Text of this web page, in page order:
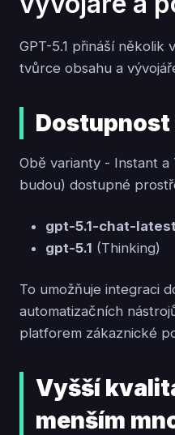
GPT-5.1 přináší několik
tvůrce obsahu a
Dostupnost
Obě varianty - Instant
budou) dostupné
gpt-5.1-chat-
gpt-5.1 (Thinking)
To umožňuje integraci
automatizačních
platforem zákaznické
Vyšší
menším